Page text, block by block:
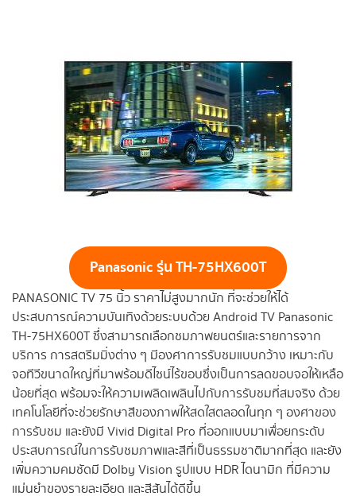
Panasonicรุ่น TH-75HX600T
PANASONIC TV 75 นิ้ว ราคาไม่สูงมากนัก ที่จะช่วยให้ได้
ประสบการณ์ความบันเทิงด้วยระบบด้วย Android TV Panasonic
TH-75HX600T ซึ่งสามารถเลือกชมภาพยนตร์และรายการจาก
บริการ การสตรีมมิ่งต่าง ๆ มีองศาการรับชมแบบกว้าง เหมาะกับ
จอทีวีขนาดใหญ่ที่มาพร้อมดีไซน์ไร้ขอบซึ่งเป็นการลดขอบจอให้เหลือ
น้อยที่สุด พร้อมจะให้ความเพลิดเพลินไปกับการรับชมที่สมจริง ด้วย
เทคโนโลยีที่จะช่วยรักษาสีของภาพให้สดใสตลอดในทุก ๆ องศาของ
การรับชม และยังมี Vivid Digital Pro ที่ออกแบบมาเพื่อยกระดับ
ประสบการณ์ในการรับชมภาพและสีที่เป็นธรรมชาติมากที่สุด และยัง
เพิ่มความคมชัดมี Dolby Vision รูปแบบ HDR ไดนามิก ที่มีความ
แม่นยำของรายละเอียด และสีสันได้ดีขึ้น